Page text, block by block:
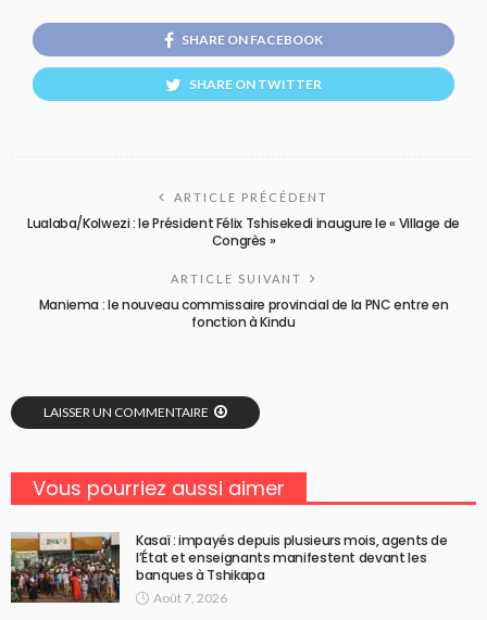
SHARE ON FACEBOOK
SHARE ON TWITTER
ARTICLE PRÉCÉDENT
Lualaba/Kolwezi : le Président Félix Tshisekedi inaugure le « Village de
Congrès »
ARTICLE SUIVANT
Maniema : le nouveau commissaire provincial de la PNC entre en
fonction à Kindu
LAISSER UN COMMENTAIRE
Vous pourriez aussi aimer
Kasaï : impayés depuis plusieurs mois, agents de
l’État et enseignants manifestent devant les
banques à Tshikapa
Août 7, 2026